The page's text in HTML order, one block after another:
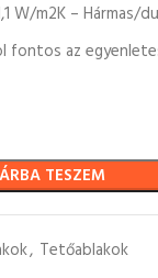
W/m2K – Hármas/
fontos az
TESZEM
, Tetőablakok